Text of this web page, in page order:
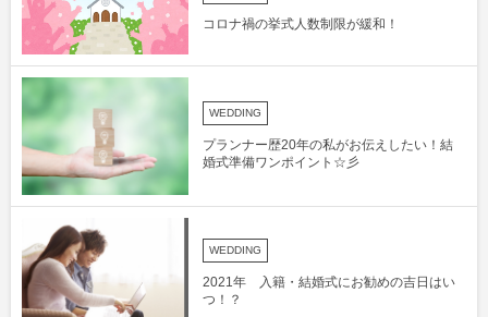
コロナ禍の挙式人数制限が緩和！
WEDDING
プランナー歴20年の私がお伝えしたい！結
婚式準備ワンポイント☆彡
WEDDING
2021年 入籍・結婚式にお勧めの吉日はい
つ！？